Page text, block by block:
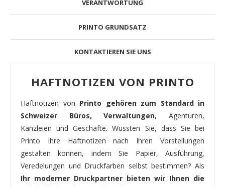
VERANTWORTUNG
PRINTO GRUNDSATZ
KONTAKTIEREN SIE UNS
HAFTNOTIZEN VON PRINTO
Haftnotizen von Printo gehören zum Standard in
Schweizer Büros, Verwaltungen, Agenturen,
Kanzleien und Geschäfte. Wussten Sie, dass Sie bei
Printo Ihre Haftnotizen nach Ihren Vorstellungen
gestalten können, indem Sie Papier, Ausführung,
Veredelungen und Druckfarben selbst bestimmen? Als
Ihr moderner Druckpartner bieten wir Ihnen die